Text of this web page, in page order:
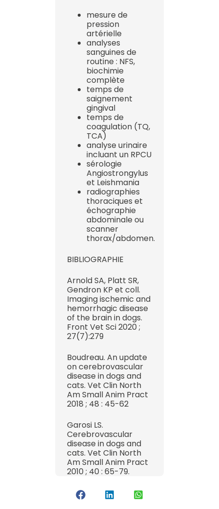
mesure de
pression
artérielle
analyses
sanguines de
routine : NFS,
biochimie
complète
temps de
saignement
gingival
temps de
coagulation (TQ,
TCA)
analyse urinaire
incluant un RPCU
sérologie
Angiostrongylus
et Leishmania
radiographies
thoraciques et
échographie
abdominale ou
scanner
thorax/abdomen.
BIBLIOGRAPHIE
Arnold SA, Platt SR,
Gendron KP et coll.
Imaging ischemic and
hemorrhagic disease
of the brain in dogs.
Front Vet Sci 2020 ;
27(7):279
Boudreau. An update
on cerebrovascular
disease in dogs and
cats. Vet Clin North
Am Small Anim Pract
2018 ; 48 : 45-62
Garosi LS.
Cerebrovascular
disease in dogs and
cats. Vet Clin North
Am Small Anim Pract
2010 ; 40 : 65-79.